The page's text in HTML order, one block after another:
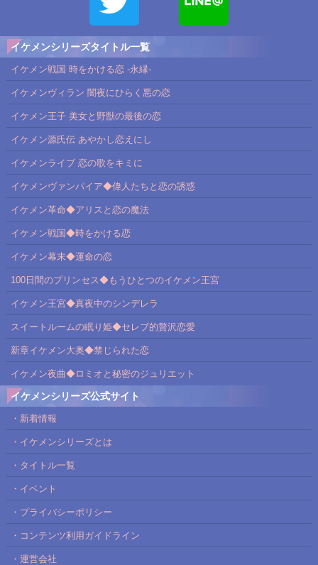
イケメンシリーズタイトル一覧
イケメン戦国 時をかける恋 -永縁-
イケメンヴィラン 闇夜にひらく悪の恋
イケメン王子 美女と野獣の最後の恋
イケメン源氏伝 あやかし恋えにし
イケメンライブ 恋の歌をキミに
イケメンヴァンパイア◆偉人たちと恋の誘惑
イケメン革命◆アリスと恋の魔法
イケメン戦国◆時をかける恋
イケメン幕末◆運命の恋
100日間のプリンセス◆もうひとつのイケメン王宮
イケメン王宮◆真夜中のシンデレラ
スイートルームの眠り姫◆セレブ的贅沢恋愛
新章イケメン大奥◆禁じられた恋
イケメン夜曲◆ロミオと秘密のジュリエット
イケメンシリーズ公式サイト
・新着情報
・イケメンシリーズとは
・タイトル一覧
・イベント
・プライバシーポリシー
・コンテンツ利用ガイドライン
・運営会社